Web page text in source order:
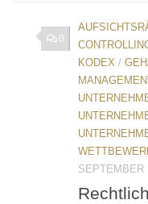
0
KODEX /
SEPTEMBER